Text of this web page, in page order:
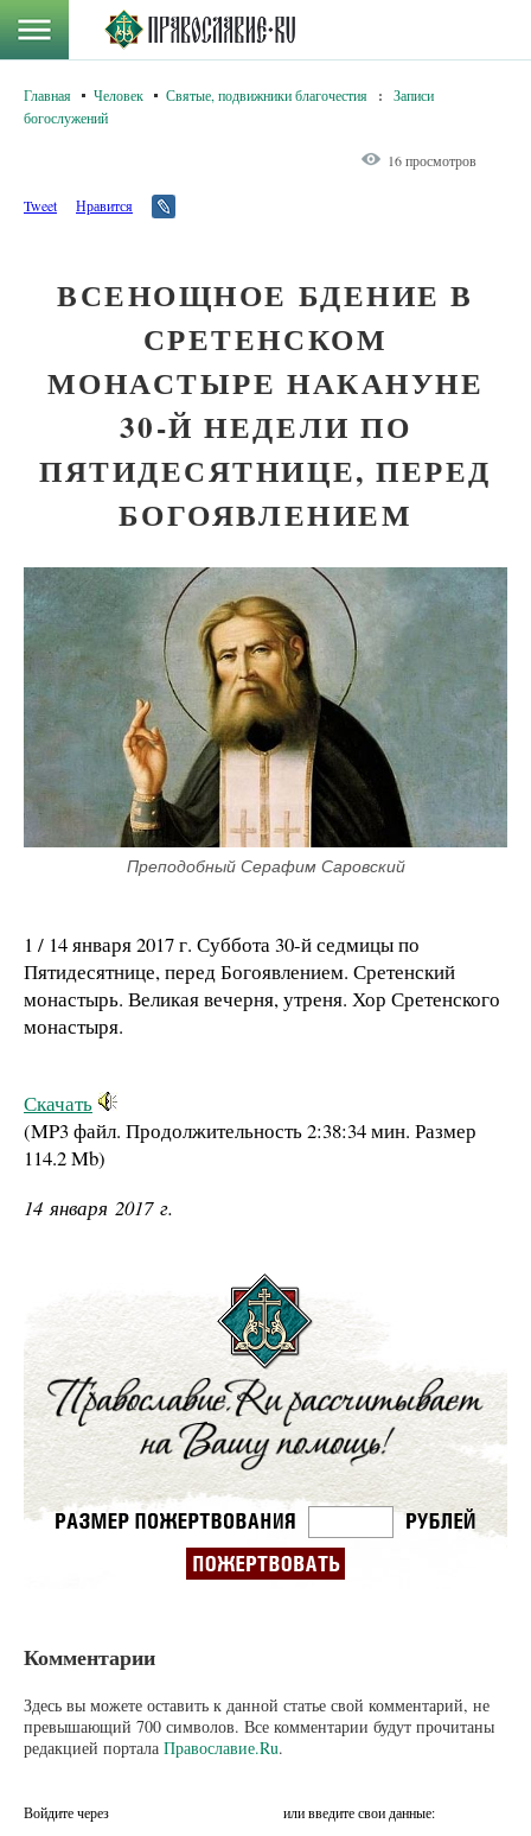
Главная Человек Святые, подвижники благочестия :
Записи
богослужений
16 просмотров
Tweet Нравится
ВСЕНОЩНОЕ БДЕНИЕ В
СРЕТЕНСКОМ
МОНАСТЫРЕ НАКАНУНЕ
30-Й НЕДЕЛИ ПО
ПЯТИДЕСЯТНИЦЕ, ПЕРЕД
БОГОЯВЛЕНИЕМ
Преподобный Серафим Саровский
1 / 14 января 2017 г. Суббота 30-й седмицы по
Пятидесятнице, перед Богоявлением. Сретенский
монастырь. Великая вечерня, утреня. Хор Сретенского
монастыря.
Скачать
(MP3 файл. Продолжительность2:38:34 мин. Размер
114.2 Mb)
14 января 2017 г.
Комментарии
Здесь вы можете оставить к данной статье свой комментарий, не
превышающий 700 символов. Все комментарии будут прочитаны
редакцией портала Православие.Ru.
Войдите через или введите свои данные: